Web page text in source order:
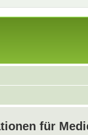
für